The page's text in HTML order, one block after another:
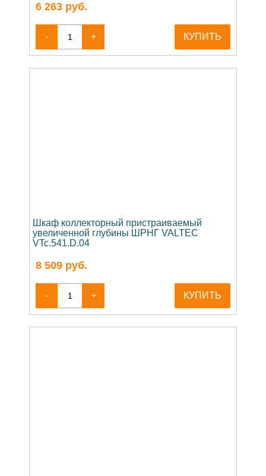
6 263 руб.
- + КУПИТЬ
Шкаф коллекторный пристраиваемый
увеличенной глубины ШРНГ VALTEC
VTc.541.D.04
8 509 руб.
- + КУПИТЬ